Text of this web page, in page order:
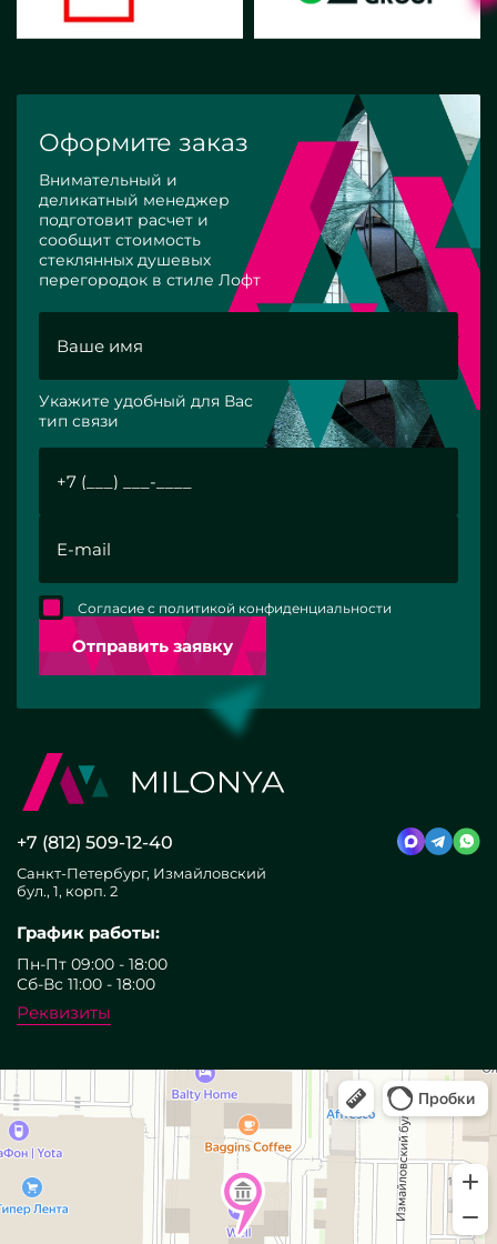
Оформите заказ
Внимательный и
деликатный менеджер
подготовит расчет и
сообщит стоимость
стеклянных душевых
перегородок в стиле Лофт
Укажите удобный для Вас
тип связи
Отправить заявку
Согласие с политикой конфиденциальности
+7 (812) 509-12-40
Санкт-Петербург, Измайловский
бул., 1, корп. 2
График работы:
Пн-Пт 09:00 - 18:00
Сб-Вс 11:00 - 18:00
Реквизиты